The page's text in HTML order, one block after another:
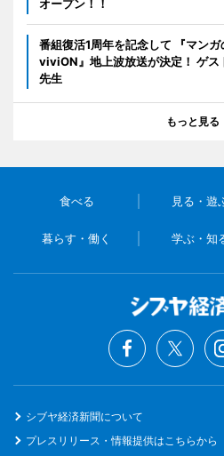
オープン！！
番組復活1周年を記念して 『マン
viviON』地上波放送が決定！ ゲス
先生
もっと見る
食べる 見る・遊
暮らす・働く 学ぶ・知
シブヤ経済新聞について
プレスリリース・情報提供はこちらから